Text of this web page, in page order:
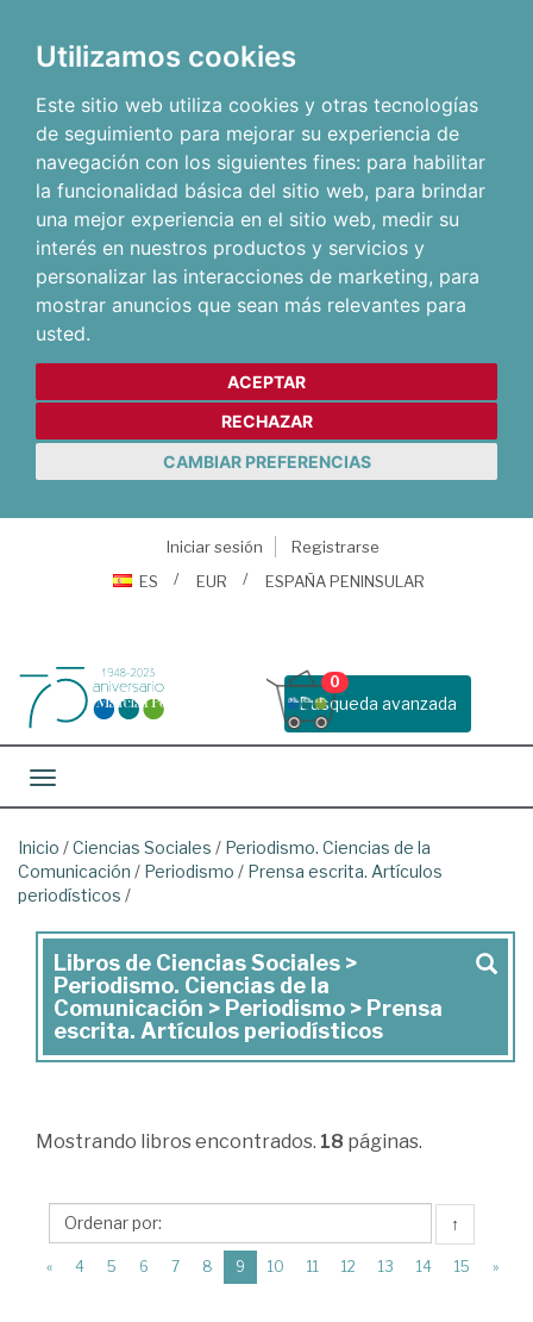
Utilizamos cookies
Este sitio web utiliza cookies y otras tecnologías
de seguimiento para mejorar su experiencia de
navegación con los siguientes fines: para habilitar
la funcionalidad básica del sitio web, para brindar
una mejor experiencia en el sitio web, medir su
interés en nuestros productos y servicios y
personalizar las interacciones de marketing, para
mostrar anuncios que sean más relevantes para
usted.
ACEPTAR
RECHAZAR
CAMBIAR PREFERENCIAS
Iniciar sesión
Registrarse
ES
EUR ESPAÑA PENINSULAR
Busqueda avanzada
0
Toggle navigation
Inicio /Ciencias Sociales / Periodismo. Ciencias de la
Comunicación / Periodismo / Prensa escrita. Artículos
periodísticos /
Libros
de
Ciencias
Periodismo.
Ciencias
de
la
Libros de Ciencias Sociales >
Periodismo. Ciencias de la
Comunicación > Periodismo > Prensa
escrita. Artículos periodísticos
Mostrando libros encontrados. 18 páginas.
↑
« 4 5 6 7 8 9 (current)
10 11 12 13 14 15 »